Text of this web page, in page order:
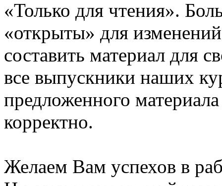
«Только для чтения».
«открыты» для
составить материал для
все выпускники наших
предложенного
корректно.
Желаем Вам успехов в